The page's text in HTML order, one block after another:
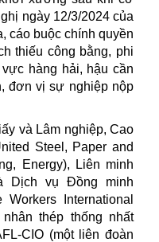
ngày 12/3/2024 của
cáo buộc chính quyền
thiếu công bằng, phi
hàng hải, hậu cần
đơn vị sự nghiệp nộp
và Lâm nghiệp, Cao
Steel, Paper and
Energy), Liên minh
Dịch vụ Đồng minh
International
thép thống nhất
CIO (một liên đoàn